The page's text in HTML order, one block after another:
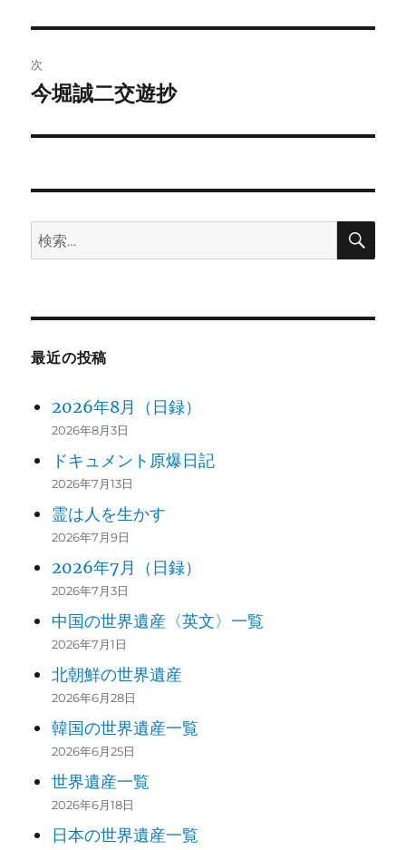
ビ
ゲ
ー
ン
投
稿:
次
次
投
今堀誠二交遊抄
検
索:
検
最近の投稿
2026年8月（日録）
2026年8月3日
ドキュメント原爆日記
2026年7月13日
霊は人を生かす
2026年7月9日
2026年7月（日録）
2026年7月3日
中国の世界遺産〈英文〉一覧
2026年7月1日
北朝鮮の世界遺産
2026年6月28日
韓国の世界遺産一覧
2026年6月25日
世界遺産一覧
2026年6月18日
日本の世界遺産一覧